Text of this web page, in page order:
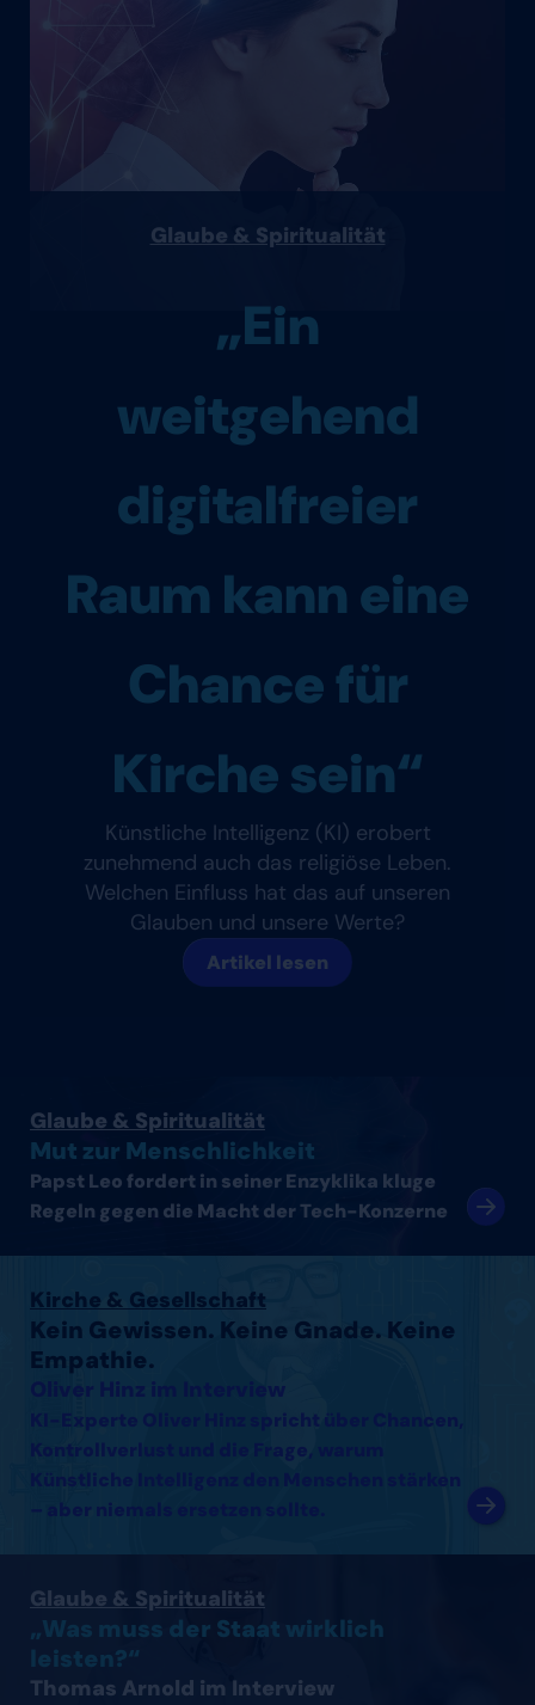
Glaube & Spiritualität
„Ein
weitgehend
digitalfreier
Raum kann eine
Chance für
Kirche sein“
Künstliche Intelligenz (KI) erobert
zunehmend auch das religiöse Leben.
Welchen Einfluss hat das auf unseren
Glauben und unsere Werte?
Artikel lesen
Glaube & Spiritualität
Mut zur Menschlichkeit
Papst Leo fordert in seiner Enzyklika kluge
Regeln gegen die Macht der Tech-Konzerne
Kirche & Gesellschaft
Kein Gewissen. Keine Gnade. Keine
Empathie.
Oliver Hinz im Interview
KI-Experte Oliver Hinz spricht über Chancen,
Kontrollverlust und die Frage, warum
Künstliche Intelligenz den Menschen stärken
– aber niemals ersetzen sollte.
Glaube & Spiritualität
„Was muss der Staat wirklich
leisten?“
Thomas Arnold im Interview